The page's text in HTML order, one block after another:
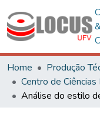
&
Home
Produção